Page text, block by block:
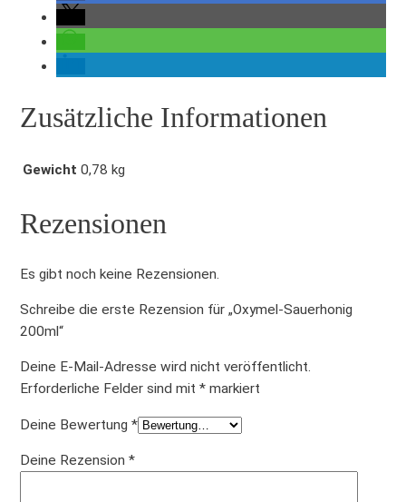
e
e
Zusätzliche Informationen
Gewicht 0,78 kg
Rezensionen
Es gibt noch keine Rezensionen.
Schreibe die erste Rezension für „Oxymel-Sauerhonig
200ml“
Deine E-Mail-Adresse wird nicht veröffentlicht.
Erforderliche Felder sind mit * markiert
Deine Bewertung *
Deine Rezension *